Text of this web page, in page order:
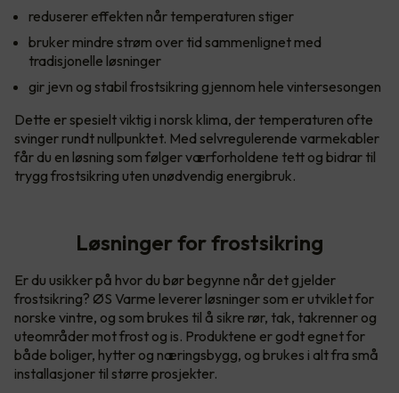
reduserer effekten når temperaturen stiger
bruker mindre strøm over tid sammenlignet med
tradisjonelle løsninger
gir jevn og stabil frostsikring gjennom hele vintersesongen
Dette er spesielt viktig i norsk klima, der temperaturen ofte
svinger rundt nullpunktet. Med selvregulerende varmekabler
får du en løsning som følger værforholdene tett og bidrar til
trygg frostsikring uten unødvendig energibruk.
Løsninger for frostsikring
Er du usikker på hvor du bør begynne når det gjelder
frostsikring? ØS Varme leverer løsninger som er utviklet for
norske vintre, og som brukes til å sikre rør, tak, takrenner og
uteområder mot frost og is. Produktene er godt egnet for
både boliger, hytter og næringsbygg, og brukes i alt fra små
installasjoner til større prosjekter.